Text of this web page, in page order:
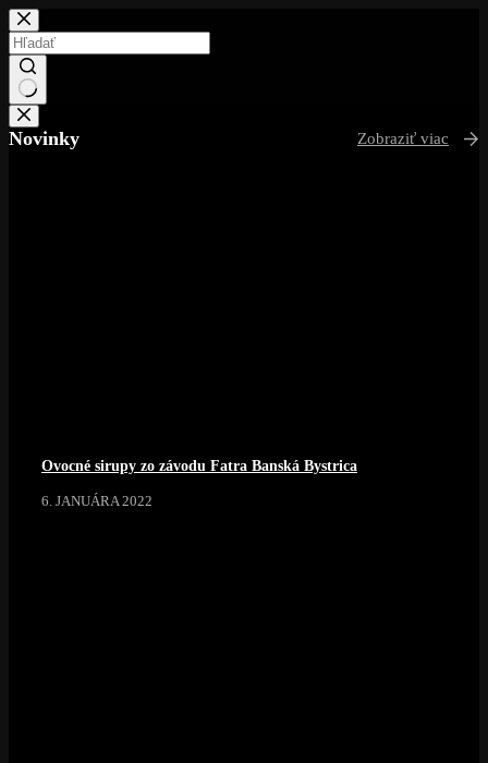
Skip
to
content
No
results
Novinky Zobraziť viac
Ovocné sirupy zo závodu Fatra Banská Bystrica
6. JANUÁRA 2022